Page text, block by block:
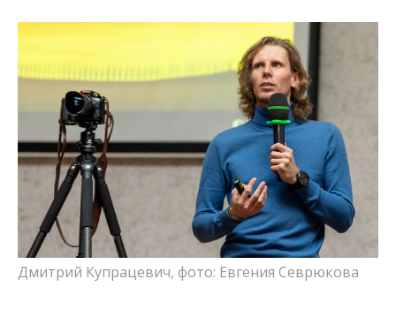
Дмитрий Купрацевич, фото: Евгения Севрюкова